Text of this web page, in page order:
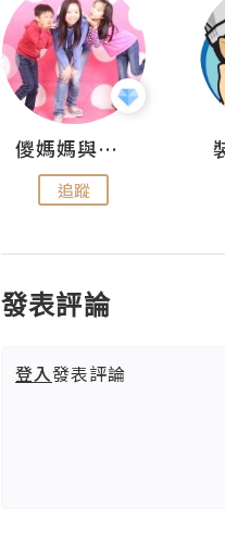
儍媽媽與兩隻小魔怪之家
追蹤
發表評論
登入發表評論